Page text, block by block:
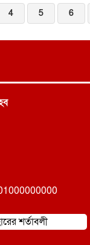
4 5 6
শর্তাবলী